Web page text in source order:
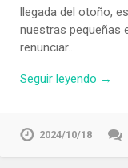
llegada del otoño,
nuestras pequeñas
renunciar…
Seguir leyendo →
2024/10/18